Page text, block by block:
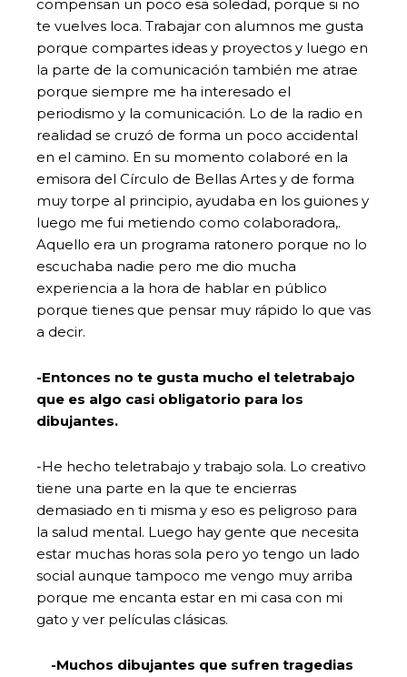
compensan un poco esa soledad, porque si no
te vuelves loca. Trabajar con alumnos me gusta
porque compartes ideas y proyectos y luego en
la parte de la comunicación también me atrae
porque siempre me ha interesado el
periodismo y la comunicación. Lo de la radio en
realidad se cruzó de forma un poco accidental
en el camino. En su momento colaboré en la
emisora del Círculo de Bellas Artes y de forma
muy torpe al principio, ayudaba en los guiones y
luego me fui metiendo como colaboradora,.
Aquello era un programa ratonero porque no lo
escuchaba nadie pero me dio mucha
experiencia a la hora de hablar en público
porque tienes que pensar muy rápido lo que vas
a decir.
-Entonces no te gusta mucho el teletrabajo
que es algo casi obligatorio para los
dibujantes.
-He hecho teletrabajo y trabajo sola. Lo creativo
tiene una parte en la que te encierras
demasiado en ti misma y eso es peligroso para
la salud mental. Luego hay gente que necesita
estar muchas horas sola pero yo tengo un lado
social aunque tampoco me vengo muy arriba
porque me encanta estar en mi casa con mi
gato y ver películas clásicas.
-Muchos dibujantes que sufren tragedias